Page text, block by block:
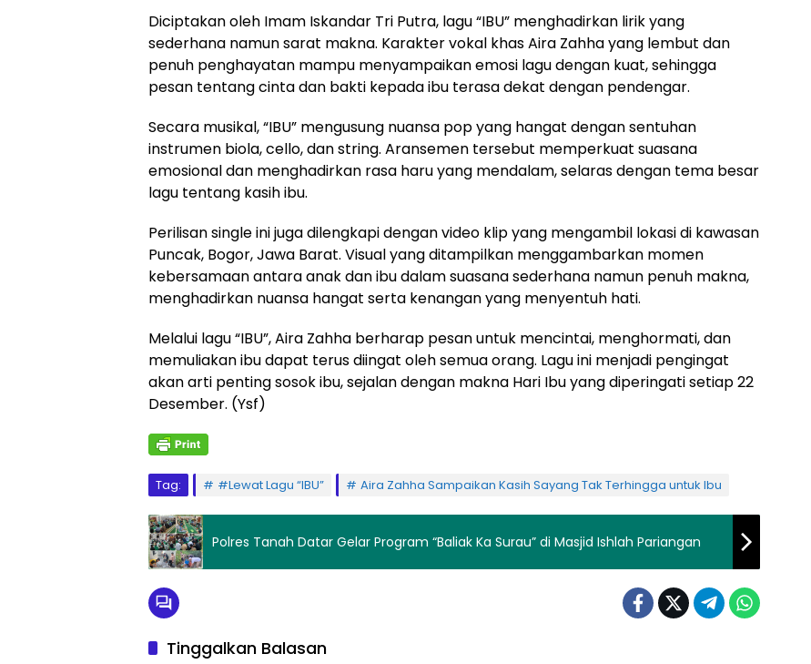
Diciptakan oleh Imam Iskandar Tri Putra, lagu “IBU” menghadirkan lirik yang
sederhana namun sarat makna. Karakter vokal khas Aira Zahha yang lembut dan
penuh penghayatan mampu menyampaikan emosi lagu dengan kuat, sehingga
pesan tentang cinta dan bakti kepada ibu terasa dekat dengan pendengar.
Secara musikal, “IBU” mengusung nuansa pop yang hangat dengan sentuhan
instrumen biola, cello, dan string. Aransemen tersebut memperkuat suasana
emosional dan menghadirkan rasa haru yang mendalam, selaras dengan tema besar
lagu tentang kasih ibu.
Perilisan single ini juga dilengkapi dengan video klip yang mengambil lokasi di kawasan
Puncak, Bogor, Jawa Barat. Visual yang ditampilkan menggambarkan momen
kebersamaan antara anak dan ibu dalam suasana sederhana namun penuh makna,
menghadirkan nuansa hangat serta kenangan yang menyentuh hati.
Melalui lagu “IBU”, Aira Zahha berharap pesan untuk mencintai, menghormati, dan
memuliakan ibu dapat terus diingat oleh semua orang. Lagu ini menjadi pengingat
akan arti penting sosok ibu, sejalan dengan makna Hari Ibu yang diperingati setiap 22
Desember. (Ysf)
Tag: #Lewat Lagu “IBU” Aira Zahha Sampaikan Kasih Sayang Tak Terhingga untuk Ibu
Polres Tanah Datar Gelar Program “Baliak Ka Surau” di Masjid Ishlah Pariangan
Tinggalkan Balasan